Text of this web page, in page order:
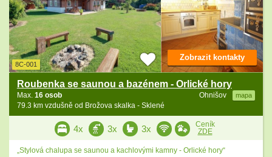
8C-001
Roubenka se saunou a bazénem - Orlické hory
Ohnišov mapa
Max. 16 osob
79.3 km vzdušně od Brožova skalka - Sklené
Zobrazit kontakty
4x 3x 3x
Ceník
ZDE
„Stylová chalupa se saunou a kachlovými kamny - Orlické hory“